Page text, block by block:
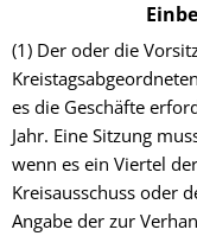
(1) Der oder die
es die Geschäfte
Jahr. Eine Sitzung
wenn es ein Viertel
Kreisausschuss oder
Angabe der zur